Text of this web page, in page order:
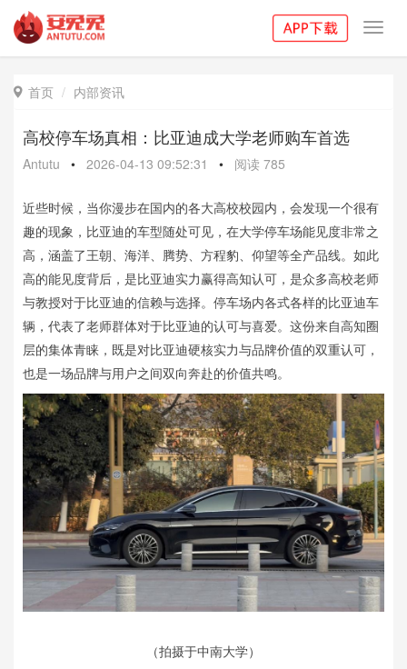
 首页 内部资讯
高校停车场真相：比亚迪成大学老师购车首选
Antutu • 2026-04-13 09:52:31 • 阅读 785
近些时候，当你漫步在国内的各大高校校园内，会发现一个很有
趣的现象，比亚迪的车型随处可见，在大学停车场能见度非常之
高，涵盖了王朝、海洋、腾势、方程豹、仰望等全产品线。如此
高的能见度背后，是比亚迪实力赢得高知认可，是众多高校老师
与教授对于比亚迪的信赖与选择。停车场内各式各样的比亚迪车
辆，代表了老师群体对于比亚迪的认可与喜爱。这份来自高知圈
层的集体青睐，既是对比亚迪硬核实力与品牌价值的双重认可，
也是一场品牌与用户之间双向奔赴的价值共鸣。
（拍摄于中南大学）